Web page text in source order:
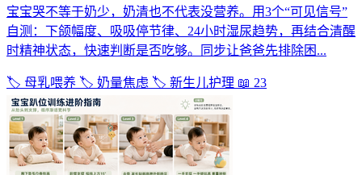
宝宝哭不等于奶少，奶清也不代表没营养。用3个“可见信号”
自测：下颌幅度、吸吸停节律、24小时湿尿趋势，再结合清醒
时精神状态，快速判断是否吃够。同步让爸爸先排除困...
🏷️ 母乳喂养 🏷️ 奶量焦虑 🏷️ 新生儿护理 📖 23